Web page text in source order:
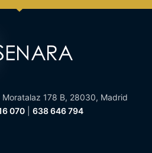
178 B, 28030, Madrid
070| 638 646 794